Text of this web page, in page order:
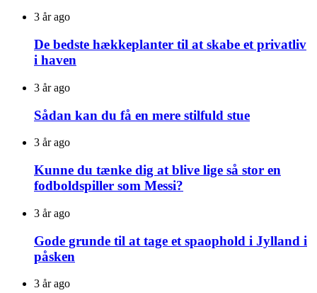
3 år ago
De bedste hækkeplanter til at skabe et privatliv
i haven
3 år ago
Sådan kan du få en mere stilfuld stue
3 år ago
Kunne du tænke dig at blive lige så stor en
fodboldspiller som Messi?
3 år ago
Gode grunde til at tage et spaophold i Jylland i
påsken
3 år ago